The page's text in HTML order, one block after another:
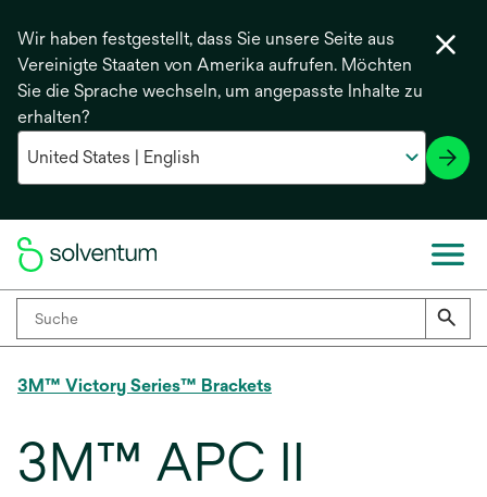
Wir haben festgestellt, dass Sie unsere Seite aus
Vereinigte Staaten von Amerika aufrufen. Möchten
Sie die Sprache wechseln, um angepasste Inhalte zu
erhalten?
3M™ Victory Series™ Brackets
3M™ APC II